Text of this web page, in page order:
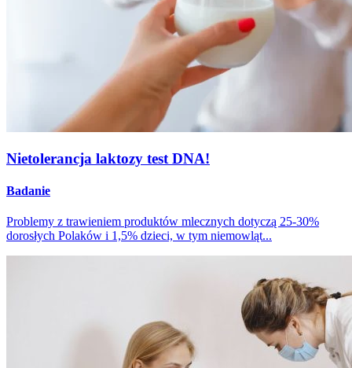
Nietolerancja laktozy test DNA!
Badanie
Problemy z trawieniem produktów mlecznych dotyczą 25-30%
dorosłych Polaków i 1,5% dzieci, w tym niemowląt...